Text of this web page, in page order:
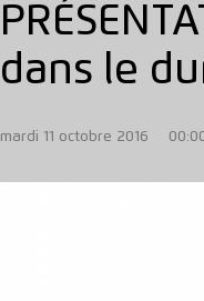
dans le
mardi 11 octobre 2016